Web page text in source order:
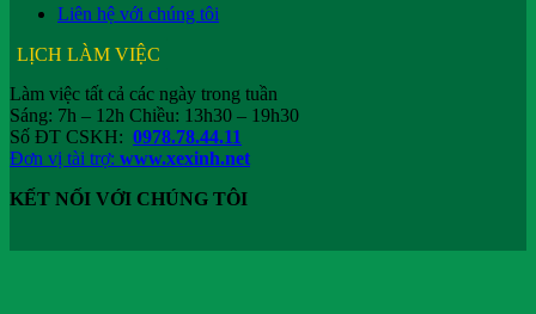
Liên hệ với chúng tôi
LỊCH LÀM VIỆC
Làm việc tất cả các ngày trong tuần
Sáng: 7h – 12h Chiều: 13h30 – 19h30
Số ĐT CSKH: 0978.78.44.11
Đơn vị tài trợ: www.xexinh.net
KẾT NỐI VỚI CHÚNG TÔI